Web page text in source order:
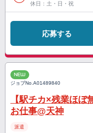
休日：土・日・祝
応募する
NEW
ジョブNo.A01489840
【駅チカ×残業ほ
お仕事@天神
派遣